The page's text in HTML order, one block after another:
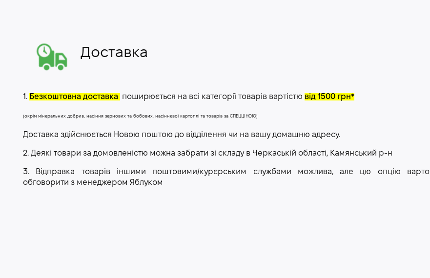
Доставка
1. Безкоштовна доставка поширюється на всі категорії товарів вартістю від 1500 грн*
(окрім мінеральних добрив, насіння зернових та бобових, насіннєвої картоплі та товарів за СПЕЦЦІНОЮ)
Доставка здійснюється Новою поштою до відділення чи на вашу домашню адресу.
2. Деякі товари за домовленістю можна забрати зі складу в Черкаській області, Камянський р-н
3. Відправка товарів іншими поштовими/курєрським службами можлива, але цю опцію варто
обговорити з менеджером Яблуком